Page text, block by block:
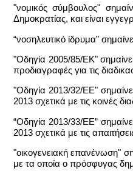
"νομικός σύμβουλος"
Δημοκρατίας, και είναι
“νοσηλευτικό ίδρυμα”
"Οδηγία 2005/85/ΕΚ"
προδιαγραφές για τις
"Οδηγία 2013/32/ΕΕ"
2013 σχετικά με τις κοινές
“Οδηγία 2013/33/ΕΕ”
2013 σχετικά με τις
"οικογενειακή επανένωση"
με τα οποία ο πρόσφυγας